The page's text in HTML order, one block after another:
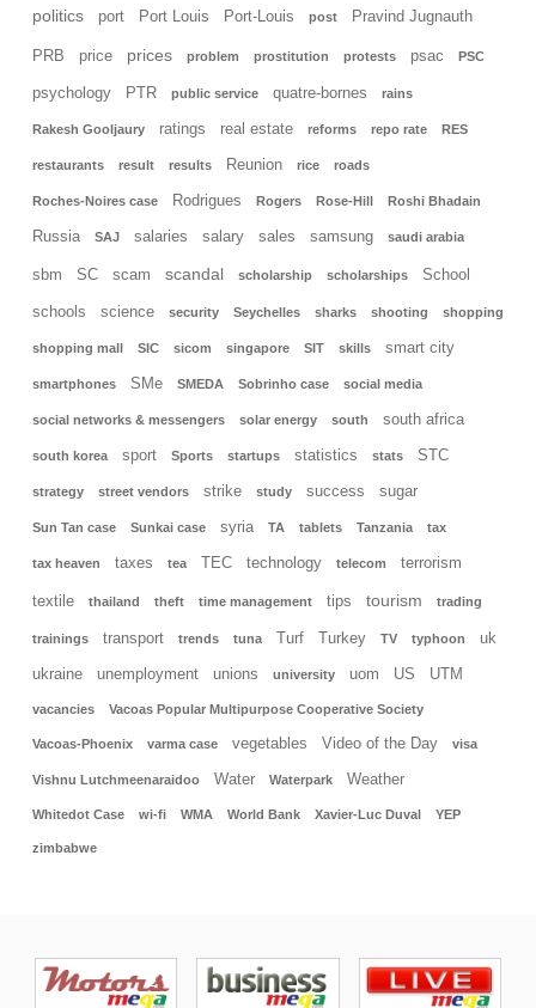
politics port Port Louis Port-Louis post Pravind Jugnauth
PRB price prices problem prostitution protests psac PSC
psychology PTR public service quatre-bornes rains
Rakesh Gooljaury ratings real estate reforms repo rate RES
restaurants result results Reunion rice roads
Roches-Noires case Rodrigues Rogers Rose-Hill Roshi Bhadain
Russia SAJ salaries salary sales samsung saudi arabia
sbm SC scam scandal scholarship scholarships School
schools science security Seychelles sharks shooting shopping
shopping mall SIC sicom singapore SIT skills smart city
smartphones SMe SMEDA Sobrinho case social media
social networks & messengers solar energy south south africa
south korea sport Sports startups statistics stats STC
strategy street vendors strike study success sugar
Sun Tan case Sunkai case syria TA tablets Tanzania tax
tax heaven taxes tea TEC technology telecom terrorism
textile thailand theft time management tips tourism trading
trainings transport trends tuna Turf Turkey TV typhoon uk
ukraine unemployment unions university uom US UTM
vacancies Vacoas Popular Multipurpose Cooperative Society
Vacoas-Phoenix varma case vegetables Video of the Day visa
Vishnu Lutchmeenaraidoo Water Waterpark Weather
Whitedot Case wi-fi WMA World Bank Xavier-Luc Duval YEP
zimbabwe